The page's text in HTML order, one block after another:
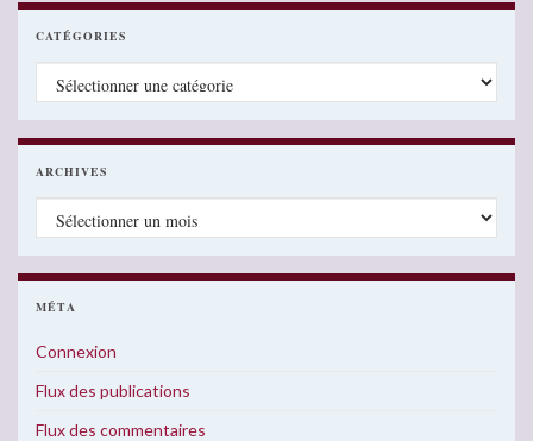
CATÉGORIES
Catégories
ARCHIVES
Archives
MÉTA
Connexion
Flux des publications
Flux des commentaires